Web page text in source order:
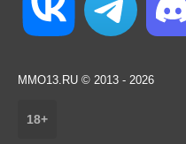
MMO13.RU © 2013 - 2026
18+